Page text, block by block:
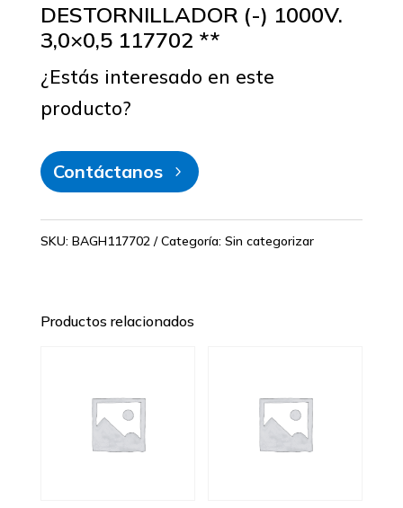
DESTORNILLADOR (-) 1000V.
3,0×0,5 117702 **
¿Estás interesado en este
producto?
Contáctanos
SKU: BAGH117702 Categoría: Sin categorizar
Productos relacionados